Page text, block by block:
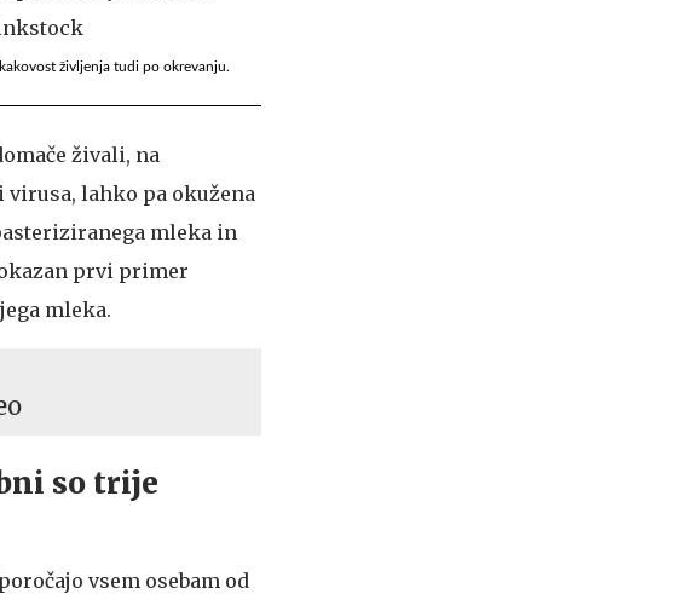
življenja tudi po okrevanju.
živali, na
lahko pa okužena
mleka in
prvi primer
mleka.
so trije
vsem osebam od